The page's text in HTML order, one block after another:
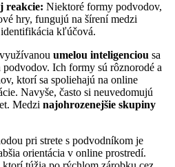
reakcie: Niektoré formy podvodov,
hry, fungujú na šírení medzi
kľúčová.
umelou inteligenciou sa
Ich formy sú rôznorodé a
ktorí sa spoliehajú na online
Navyše, často si neuvedomujú
Medzi najohrozenejšie skupiny
pri strete s podvodníkom je
orientácia v online prostredí.